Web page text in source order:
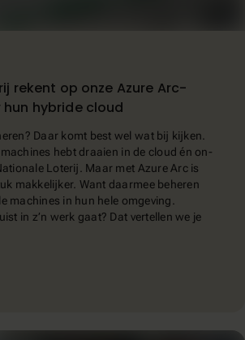
rekent op onze Azure Arc-
hybride cloud
Daar komt best wel wat bij kijken.
hebt draaien in de cloud én on-
Loterij. Maar met Azure Arc is
makkelijker. Want daarmee beheren
machines in hun hele omgeving.
in z’n werk gaat? Dat vertellen we je